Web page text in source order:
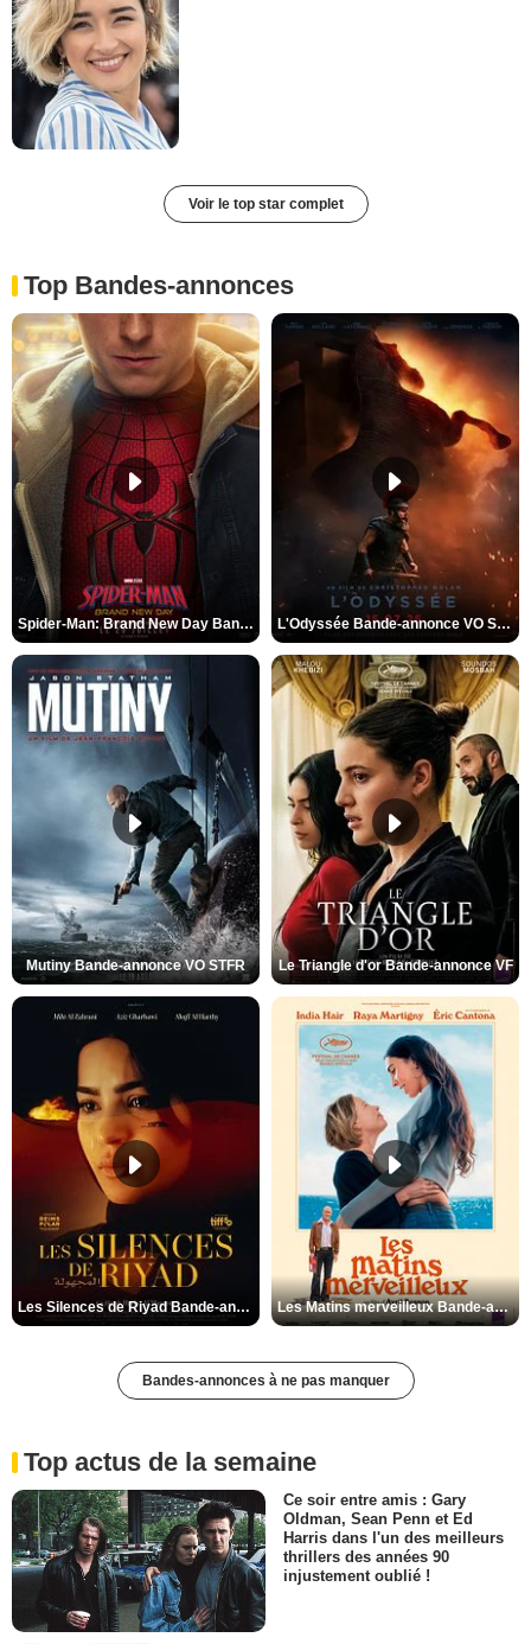
Voir le top star complet
Top Bandes-annonces
Spider-Man: Brand New Day Bande-annonce VO STFR L'Odyssée Bande-annonce VO STFR
Mutiny Bande-annonce VO STFR Le Triangle d'or Bande-annonce VF
Les Silences de Riyad Bande-annonce VO STFR Les Matins merveilleux Bande-annonce VF
Bandes-annonces à ne pas manquer
Top actus de la semaine
Ce soir entre amis : Gary
Oldman, Sean Penn et Ed
Harris dans l'un des meilleurs
thrillers des années 90
injustement oublié !